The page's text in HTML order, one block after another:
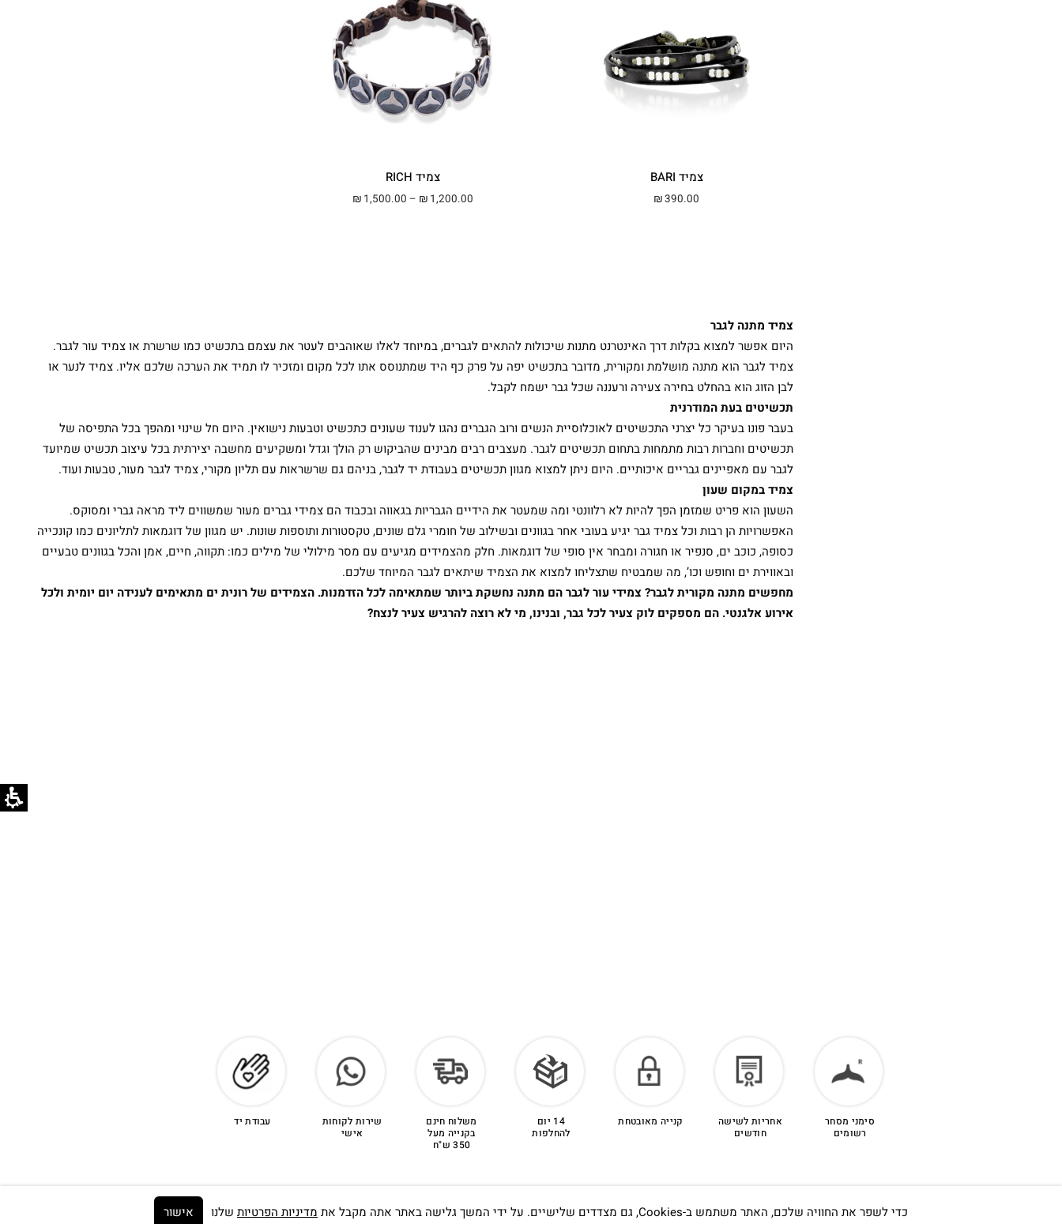
צמיד BARI
₪ 390.00
צמיד RICH
₪ 1,200.00
–
₪ 1,500.00
צמיד מתנה לגבר
היום אפשר למצוא בקלות דרך האינטרנט מתנות שיכולות להתאים לגברים, במיוחד לאלו שאוהבים לעטר את עצמם בתכשיט כמו שרשרת או צמיד עור לגבר.
צמיד לגבר הוא מתנה מושלמת ומקורית, מדובר בתכשיט יפה על פרק כף היד שמתנוסס אתו לכל מקום ומזכיר לו תמיד את הערכה שלכם אליו. צמיד לנער או
לבן הזוג הוא בהחלט בחירה צעירה ורעננה שכל גבר ישמח לקבל.
תכשיטים בעת המודרנית
בעבר פונו בעיקר כל יצרני התכשיטים לאוכלוסיית הנשים ורוב הגברים נהגו לענוד שעונים כתכשיט וטבעות נישואין. היום חל שינוי ומהפך בכל התפיסה של
תכשיטים וחברות רבות מתמחות בתחום תכשיטים לגבר. מעצבים רבים מבינים שהביקוש רק הולך וגדל ומשקיעים מחשבה יצירתית בכל עיצוב תכשיט שמיועד
לגבר עם מאפיינים גבריים איכותיים. היום ניתן למצוא מגוון תכשיטים בעבודת יד לגבר, בניהם גם שרשראות עם תליון מקורי, צמיד לגבר מעור, טבעות ועוד.
צמיד במקום שעון
השעון הוא פריט שמזמן הפך להיות לא רלוונטי ומה שמעטר את הידיים הגבריות בגאווה ובכבוד הם צמידי גברים מעור שמשווים ליד מראה גברי ומסוקס.
האפשרויות הן רבות וכל צמיד גבר יגיע בעובי אחר בגוונים ובשילוב של חומרי גלם שונים, טקסטורות ותוספות שונות. יש מגוון של דוגמאות לתליונים כמו קונכייה
כסופה, כוכב ים, סנפיר או חגורה ומבחר אין סופי של דוגמאות. חלק מהצמידים מגיעים עם מסר מילולי של מילים כמו: תקווה, חיים, אמן והכל בגוונים טבעיים
ובאווירת ים וחופש וכו’, מה שמבטיח שתצליחו למצוא את הצמיד שיתאים לגבר המיוחד שלכם.
מחפשים מתנה מקורית לגבר? צמידי עור לגבר הם מתנה נחשקת ביותר שמתאימה לכל הזדמנות. הצמידים שלרונית ים מתאימים לענידה יום יומית ולכל
אירוע אלגנטי. הם מספקים לוק צעיר לכל גבר, ובנינו, מי לא רוצה להרגיש צעיר לנצח?
סימני מסחר
רשומים
אחריות לשישה
חודשים
קנייה מאובטחת
14 יום
להחלפות
משלוח חינם
בקנייה מעל
350 ש"ח
שירות לקוחות
אישי
עבודת יד
כדי לשפר את החוויה שלכם, האתר משתמש ב-Cookies, גם מצדדים שלישיים. על ידי המשך גלישה באתר אתה מקבל את מדיניות הפרטיות שלנו אישור